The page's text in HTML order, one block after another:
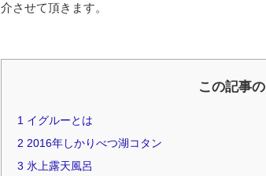
介させて頂きます。
この記事
1 イグルーとは
2 2016年しかりべつ湖コタン
3 氷上露天風呂